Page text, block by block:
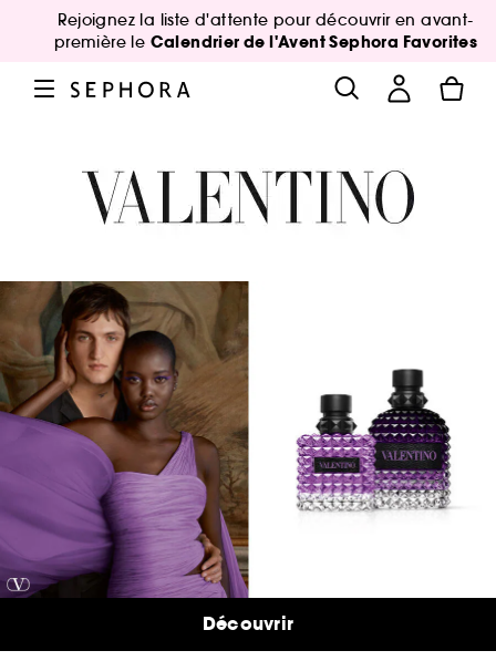
Rejoignez la liste d'attente pour découvrir en avant-
première le Calendrier de l'Avent Sephora Favorites
Découvrir